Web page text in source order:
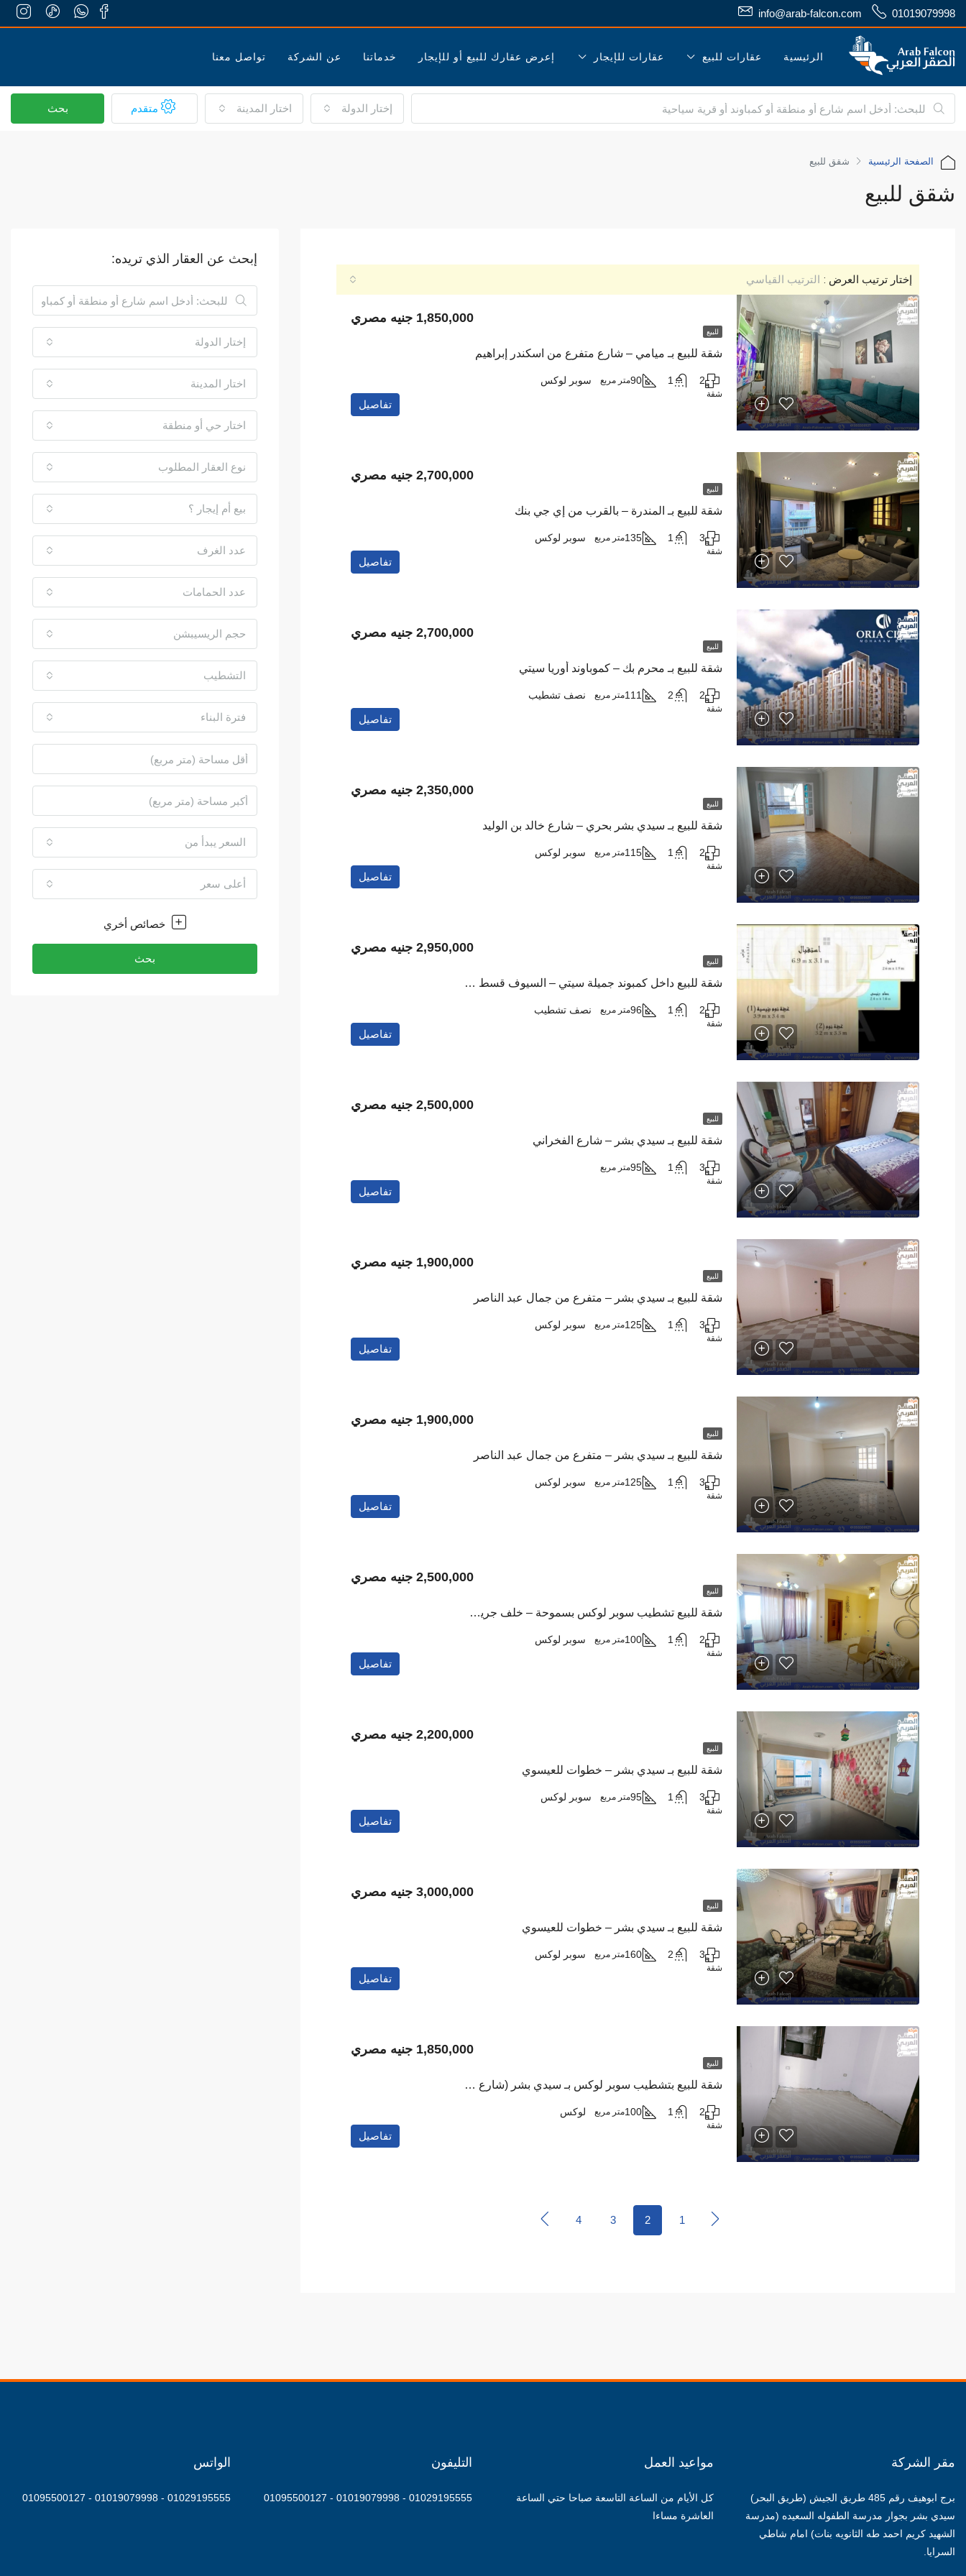
01019079998
info@arab-falcon.com
الرئيسية عقارات للبيع عقارات للإيجار إعرض عقارك للبيع أو للإيجار خدماتنا عن الشركة تواصل معنا
إختار الدولة اختار المدينة متقدم بحث
الصفحة الرئيسية شقق للبيع
شقق للبيع
إختار ترتيب العرض : الترتيب القياسي
للبيع
شقة للبيع بـ ميامي – شارع متفرع من اسكندر إبراهيم
1,850,000 جنيه مصري
2
1
90متر مربع سوبر لوكس
شقة
تفاصيل
للبيع
شقة للبيع بـ المندرة – بالقرب من إي جي بنك
2,700,000 جنيه مصري
3
1
135متر مربع سوبر لوكس
شقة
تفاصيل
للبيع
شقة للبيع بـ محرم بك – كموباوند أوريا سيتي
2,700,000 جنيه مصري
2
2
111متر مربع نصف تشطيب
شقة
تفاصيل
للبيع
شقة للبيع بـ سيدي بشر بحري – شارع خالد بن الوليد
2,350,000 جنيه مصري
2
1
115متر مربع سوبر لوكس
شقة
تفاصيل
للبيع
شقة للبيع داخل كمبوند جميلة سيتي – السيوف قسط على 3 سنين
2,950,000 جنيه مصري
2
1
96متر مربع نصف تشطيب
شقة
تفاصيل
للبيع
شقة للبيع بـ سيدي بشر – شارع الفخراني
2,500,000 جنيه مصري
3
1
95متر مربع
شقة
تفاصيل
للبيع
شقة للبيع بـ سيدي بشر – متفرع من جمال عبد الناصر
1,900,000 جنيه مصري
3
1
125متر مربع سوبر لوكس
شقة
تفاصيل
للبيع
شقة للبيع بـ سيدي بشر – متفرع من جمال عبد الناصر
1,900,000 جنيه مصري
3
1
125متر مربع سوبر لوكس
شقة
تفاصيل
للبيع
شقة للبيع تشطيب سوبر لوكس بسموحة – خلف جرين بلازا
2,500,000 جنيه مصري
2
1
100متر مربع سوبر لوكس
شقة
تفاصيل
للبيع
شقة للبيع بـ سيدي بشر – خطوات للعيسوي
2,200,000 جنيه مصري
3
1
95متر مربع سوبر لوكس
شقة
تفاصيل
للبيع
شقة للبيع بـ سيدي بشر – خطوات للعيسوي
3,000,000 جنيه مصري
3
2
160متر مربع سوبر لوكس
شقة
تفاصيل
للبيع
شقة للبيع بتشطيب سوبر لوكس بـ سيدي بشر (شارع خالد بن الوليد)
1,850,000 جنيه مصري
2
1
100متر مربع لوكس
شقة
تفاصيل
1
2
3
4
إبحث عن العقار الذي تريده:
إختار الدولة
اختار المدينة
اختار حي أو منطقة
نوع العقار المطلوب
بيع أم إيجار ؟
عدد الغرف
عدد الحمامات
حجم الريسيبشن
التشطيب
فترة البناء
السعر يبدأ من
أعلى سعر
خصائص أخري
بحث
مقر الشركة
برج ابوهيف رقم 485 طريق الجيش (طريق البحر)
سيدي بشر بجوار مدرسة الطفوله السعيده (مدرسة
الشهيد كريم احمد طه الثانويه بنات) امام شاطي
السرايا.
مواعيد العمل
كل الأيام من الساعة التاسعة صباحا حتي الساعة
العاشرة مساءا
التليفون
01029195555 - 01019079998 - 01095500127
الواتس
01029195555 - 01019079998 - 01095500127